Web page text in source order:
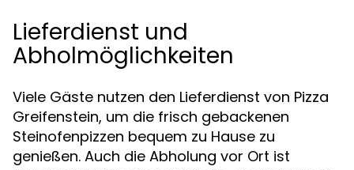
Lieferdienst und
Abholmöglichkeiten
Viele Gäste nutzen den Lieferdienst von Pizza
Greifenstein, um die frisch gebackenen
Steinofenpizzen bequem zu Hause zu
genießen. Auch die Abholung vor Ort ist